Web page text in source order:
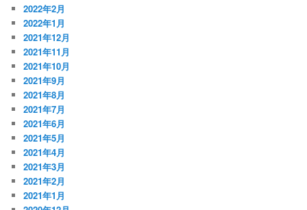
2022年2月
2022年1月
2021年12月
2021年11月
2021年10月
2021年9月
2021年8月
2021年7月
2021年6月
2021年5月
2021年4月
2021年3月
2021年2月
2021年1月